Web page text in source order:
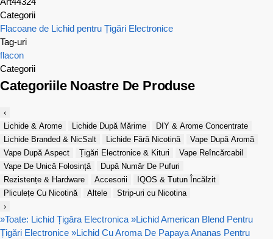
Categorii
Flacoane de Lichid pentru Țigări Electronice
Tag-uri
flacon
Categorii
Categoriile Noastre De Produse
‹
Lichide & Arome
Lichide După Mărime
DIY & Arome Concentrate
Lichide Branded & NicSalt
Lichide Fără Nicotină
Vape După Aromă
Vape După Aspect
Țigări Electronice & Kituri
Vape Reîncărcabil
Vape De Unică Folosință
După Număr De Pufuri
Rezistențe & Hardware
Accesorii
IQOS & Tutun Încălzit
Pliculețe Cu Nicotină
Altele
Strip-uri cu Nicotina
›
»Toate: Lichid Țigăra Electronica »Lichid American Blend Pentru
Țigări Electronice »Lichid Cu Aroma De Papaya Ananas Pentru